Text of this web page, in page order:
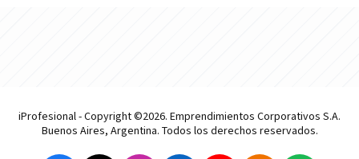
iProfesional - Copyright ©2026. Emprendimientos Corporativos S.A.
Buenos Aires, Argentina. Todos los derechos reservados.